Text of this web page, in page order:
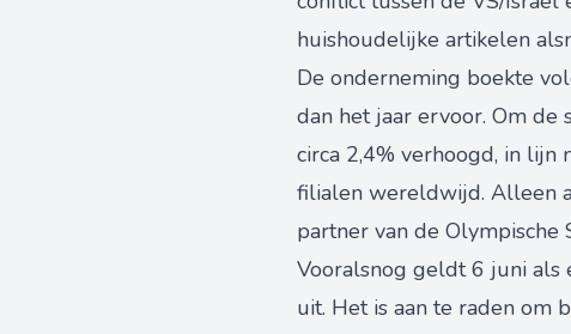
huishoudelijke artikelen
De onderneming boekte
dan het jaar ervoor. Om
circa 2,4% verhoogd, in
filialen wereldwijd. Alleen
partner van de Olympische
Vooralsnog geldt 6 juni als
uit. Het is aan te raden om